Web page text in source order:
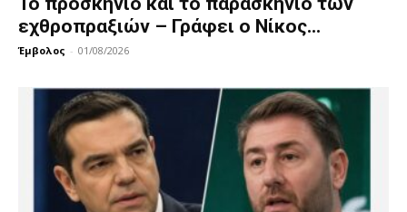
εχθροπραξιών – Γράφει ο Νίκος...
Έμβολος - 01/08/2026